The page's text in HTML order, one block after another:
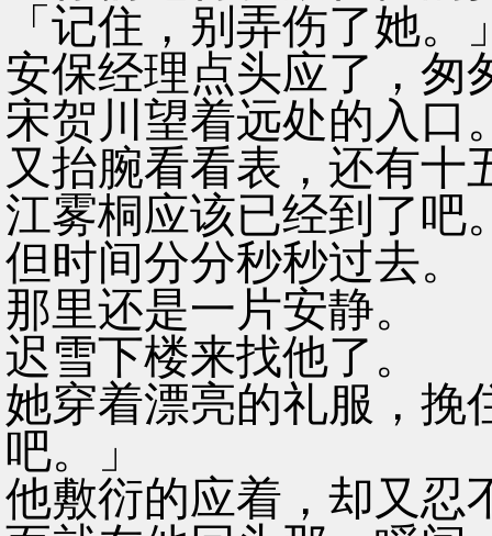
「记住，别弄伤了她。
安保经理点头应了，匆
宋贺川望着远处的入口
又抬腕看看表，还有十
江雾桐应该已经到了吧
但时间分分秒秒过去。
那里还是一片安静。
迟雪下楼来找他了。
她穿着漂亮的礼服，挽
吧。」
他敷衍的应着，却又忍